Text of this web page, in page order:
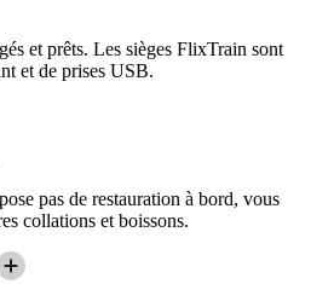
et prêts. Les sièges FlixTrain sont
et de prises USB.
pas de restauration à bord, vous
collations et boissons.